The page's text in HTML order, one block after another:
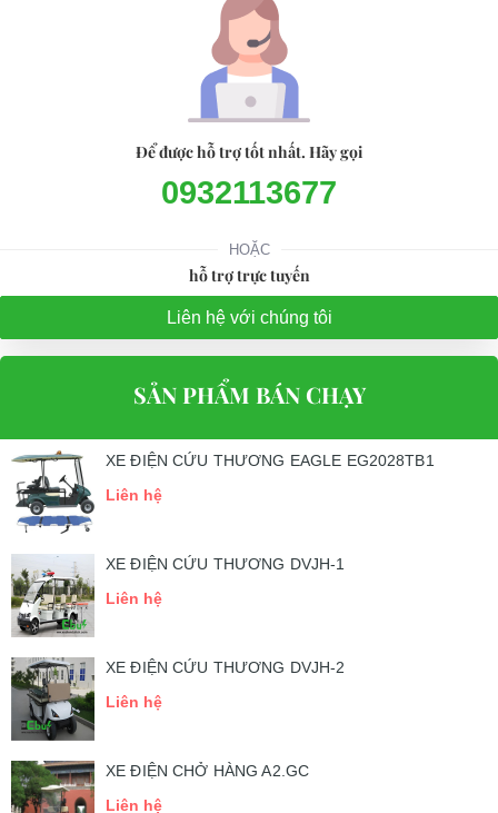
Để được hỗ trợ tốt nhất. Hãy gọi
0932113677
HOẶC
hỗ trợ trực tuyến
Liên hệ với chúng tôi
SẢN PHẨM BÁN CHẠY
XE ĐIỆN CỨU THƯƠNG EAGLE EG2028TB1
Liên hệ
XE ĐIỆN CỨU THƯƠNG DVJH-1
Liên hệ
XE ĐIỆN CỨU THƯƠNG DVJH-2
Liên hệ
XE ĐIỆN CHỞ HÀNG A2.GC
Liên hệ